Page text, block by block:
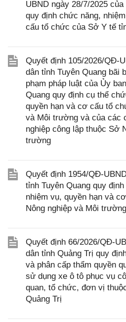
UBND ngày 28/7/2025
quy định chức năng,
cấu tổ chức của Sở Y tế
Quyết định 105/2026/QĐ-
dân tỉnh Tuyên Quang bãi
phạm pháp luật của Ủy
Quang quy định cụ thể
quyền hạn và cơ cấu tổ
và Môi trường và của các
nghiệp công lập thuộc Sở
trường
Quyết định 1954/QĐ-
tỉnh Tuyên Quang quy
nhiệm vụ, quyền hạn và
Nông nghiệp và Môi
Quyết định 66/2026/QĐ-
dân tỉnh Quảng Trị quy
và phân cấp thẩm quyền
sử dụng xe ô tô phục vụ
quan, tổ chức, đơn vị
Quảng Trị